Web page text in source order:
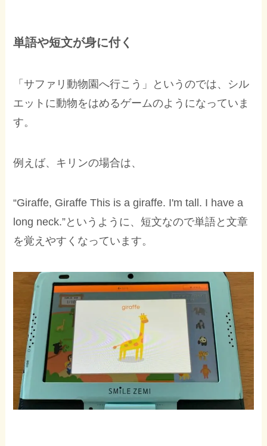
単語や短文が身に付く
「サファリ動物園へ行こう」というのでは、シル
エットに動物をはめるゲームのようになっていま
す。
例えば、キリンの場合は、
“Giraffe, Giraffe This is a giraffe. I'm tall. I have a
long neck.”というように、短文なので単語と文章
を覚えやすくなっています。